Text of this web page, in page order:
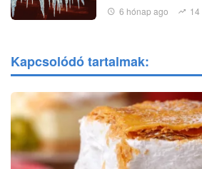
6 hónap ago 14
Kapcsolódó tartalmak: